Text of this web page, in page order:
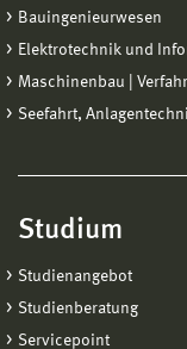
Bauingenieurwesen
Elektrotechnik und
Maschinenbau |
Seefahrt,
Studium
Studienangebot
Studienberatung
Servicepoint